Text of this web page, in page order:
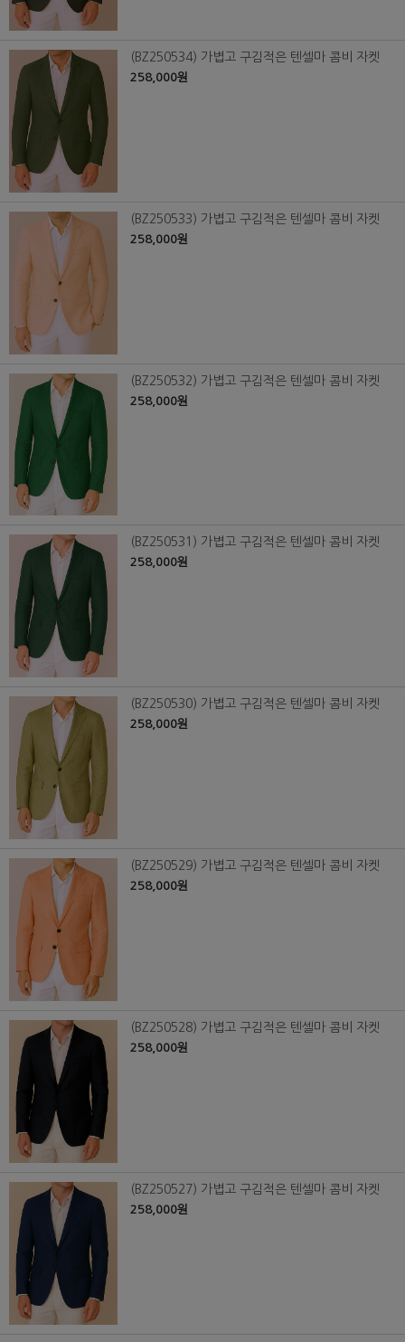
(BZ250534) 가볍고 구김적은 텐셀마 콤비 자켓
258,000원
(BZ250533) 가볍고 구김적은 텐셀마 콤비 자켓
258,000원
(BZ250532) 가볍고 구김적은 텐셀마 콤비 자켓
258,000원
(BZ250531) 가볍고 구김적은 텐셀마 콤비 자켓
258,000원
(BZ250530) 가볍고 구김적은 텐셀마 콤비 자켓
258,000원
(BZ250529) 가볍고 구김적은 텐셀마 콤비 자켓
258,000원
(BZ250528) 가볍고 구김적은 텐셀마 콤비 자켓
258,000원
(BZ250527) 가볍고 구김적은 텐셀마 콤비 자켓
258,000원